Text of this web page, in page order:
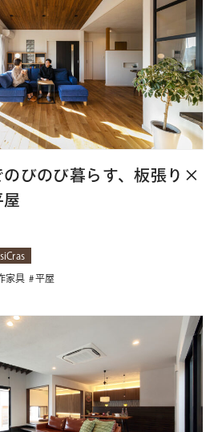
のびのび暮らす、板張り×
屋
家具 平屋